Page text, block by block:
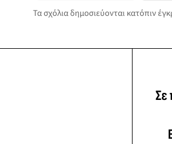
Τα σχόλια δημοσιεύονται κατόπιν
Σε